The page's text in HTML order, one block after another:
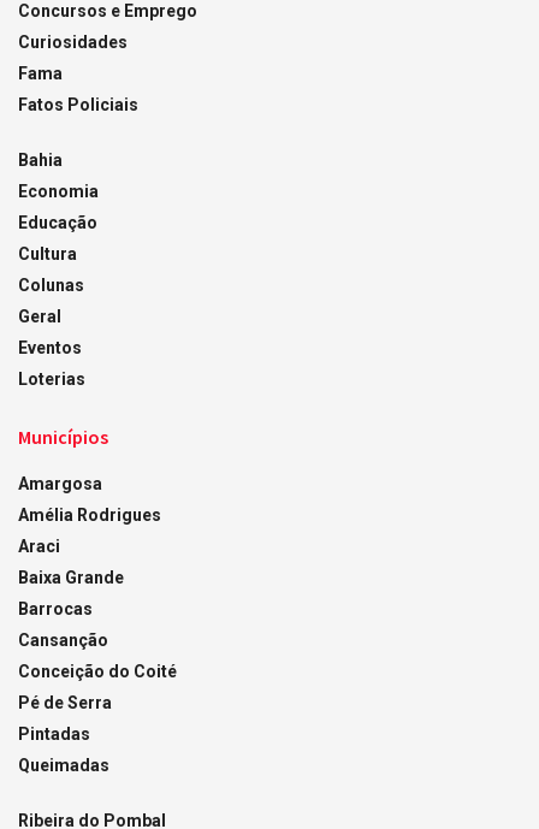
Concursos e Emprego
Curiosidades
Fama
Fatos Policiais
Bahia
Economia
Educação
Cultura
Colunas
Geral
Eventos
Loterias
Municípios
Amargosa
Amélia Rodrigues
Araci
Baixa Grande
Barrocas
Cansanção
Conceição do Coité
Pé de Serra
Pintadas
Queimadas
Ribeira do Pombal